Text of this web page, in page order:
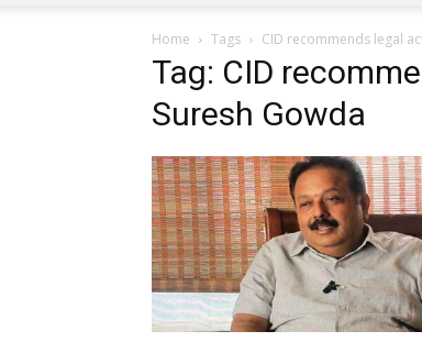
Home Tags CID recommends legal
Tag: CID
Suresh Gowda